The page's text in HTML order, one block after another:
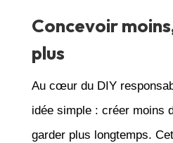
Concevoir
plus
Au cœur du DIY
idée simple : créer moins
garder plus longtemps.